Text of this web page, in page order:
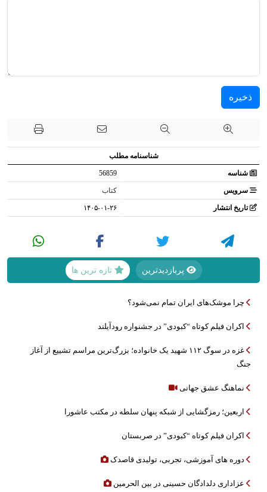
ذخیره
شناسنامه مطلب
شناسه 56859
سرویس کتاب
تاریخ انتشار ۱۴۰۵-۰۱-۲۶
پربازدیدترین تازه ترین ها
چرا موشک‌های ایران تمام نمی‌شود؟
اکران فیلم کوتاه “کبودی” در جشنواره رودآیلند
غزه در سوگ ۱۱۲ شهید یک خانواده؛ بزرگ‌ترین مراسم تشییع از آغاز
جنگ
نماهنگ عشق جهانی
اربعین؛ رمزگشایی از شبکه پنهان سلطه در مکتب عاشورا
اکران فیلم کوتاه “کبودی” در صربستان
دوره های آموزشی، تجربی، تولیدی قاصدک
عزاداری دلدادگان حسینی در بین الحرمین